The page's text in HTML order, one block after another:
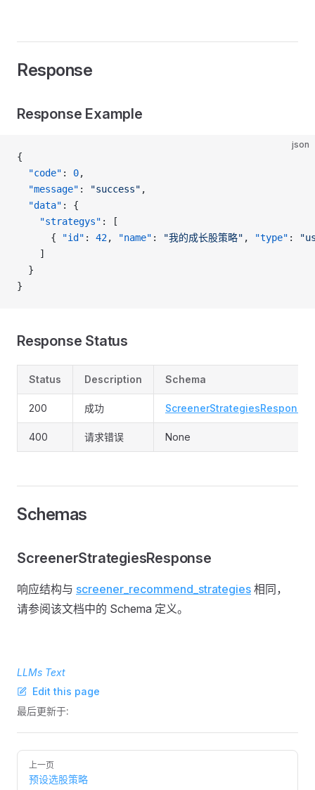
Response
Response Example
json
{
  "code"
: 0,
  "message"
: "success" ,
  "data"
: {
    "strategys"
: [
      {
"id" : 42, "name" : "我的成长股策略" , "type" :
    ]
  }
}
Response Status
Status Description Schema
200 成功 ScreenerStrategiesResponse
400 请求错误 None
Schemas
ScreenerStrategiesResponse
响应结构与 screener_recommend_strategies 相同，
请参阅该文档中的 Schema 定义。
LLMs Text
Edit this page
最后更新于:
Pager
上一页
预设选股策略